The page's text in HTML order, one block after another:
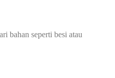
bahan seperti besi atau